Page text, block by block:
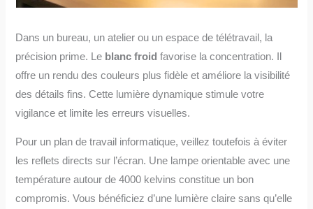
Dans un bureau, un atelier ou un espace de télétravail, la
précision prime. Le blanc froid favorise la concentration. Il
offre un rendu des couleurs plus fidèle et améliore la visibilité
des détails fins. Cette lumière dynamique stimule votre
vigilance et limite les erreurs visuelles.
Pour un plan de travail informatique, veillez toutefois à éviter
les reflets directs sur l’écran. Une lampe orientable avec une
température autour de 4000 kelvins constitue un bon
compromis. Vous bénéficiez d’une lumière claire sans qu’elle